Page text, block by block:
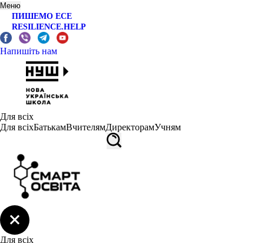
Меню
ПИШЕМО ЕСЕ
RESILIENCE.HELP
Напишіть нам
Для всіх
Для всіхБатькамВчителямДиректорамУчням
Для всіх